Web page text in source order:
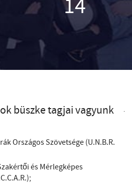
18
büszke tagjai vagyunk
Országos Szövetsége (U.N.B.R.
és Mérlegképes